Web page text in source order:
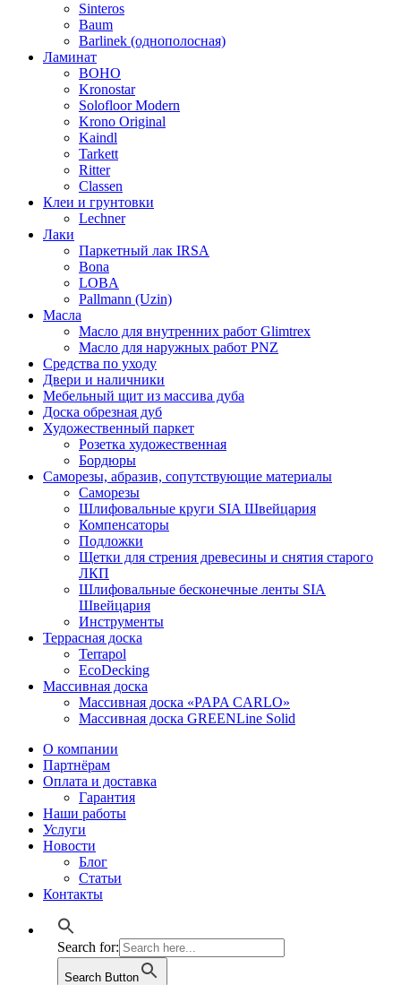
Sinteros
Baum
Barlinek (однополосная)
Ламинат
BOHO
Kronostar
Solofloor Modern
Krono Original
Kaindl
Tarkett
Ritter
Classen
Клеи и грунтовки
Lechner
Лаки
Паркетный лак IRSA
Bona
LOBA
Pallmann (Uzin)
Масла
Масло для внутренних работ Glimtrex
Масло для наружных работ PNZ
Средства по уходу
Двери и наличники
Мебельный щит из массива дуба
Доска обрезная дуб
Художественный паркет
Розетка художественная
Бордюры
Саморезы, абразив, сопутствующие материалы
Саморезы
Шлифовальные круги SIA Швейцария
Компенсаторы
Подложки
Щетки для стрения древесины и снятия старого
ЛКП
Шлифовальные бесконечные ленты SIA
Швейцария
Инструменты
Террасная доска
Terrapol
EcoDecking
Массивная доска
Массивная доска «PAPA CARLO»
Массивная доска GREENLine Solid
О компании
Партнёрам
Оплата и доставка
Гарантия
Наши работы
Услуги
Новости
Блог
Статьи
Контакты
Search for:
Search Button